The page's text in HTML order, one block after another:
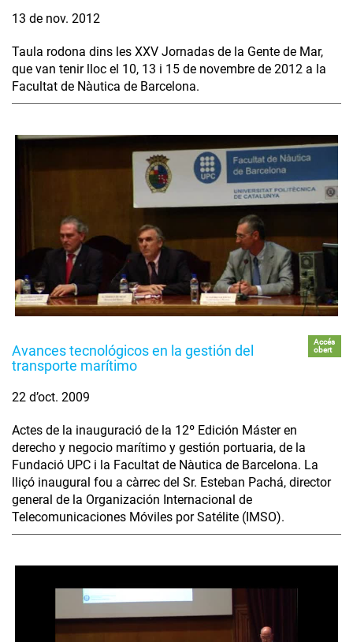
13 de nov. 2012
Taula rodona dins les XXV Jornadas de la Gente de Mar,
que van tenir lloc el 10, 13 i 15 de novembre de 2012 a la
Facultat de Nàutica de Barcelona.
Avances tecnológicos en la gestión del
transporte marítimo
Accés
obert
22 d’oct. 2009
Actes de la inauguració de la 12º Edición Máster en
derecho y negocio marítimo y gestión portuaria, de la
Fundació UPC i la Facultat de Nàutica de Barcelona. La
lliçó inaugural fou a càrrec del Sr. Esteban Pachá, director
general de la Organización Internacional de
Telecomunicaciones Móviles por Satélite (IMSO).